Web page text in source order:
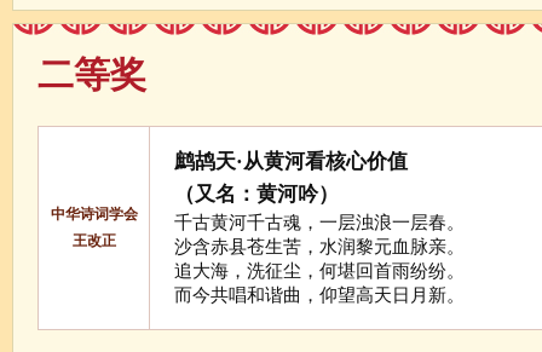
二等奖
中华诗词学会
王改正
鹧鸪天·从黄河看核心价值
（又名：黄河吟）
千古黄河千古魂，一层浊浪一层春。
沙含赤县苍生苦，水润黎元血脉亲。
追大海，洗征尘，何堪回首雨纷纷。
而今共唱和谐曲，仰望高天日月新。